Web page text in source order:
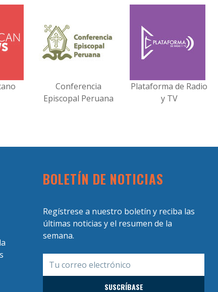
Conferencia
Episcopal Peruana
Plataforma de Radio
y TV
BOLETÍN DE NOTICIAS
Regístrese a nuestro boletín y reciba las
últimas noticias y el resumen de la
semana.